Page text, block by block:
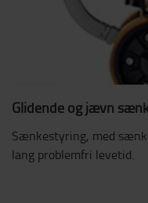
Glidende og jævn
Sænkestyring, med
lang problemfri levetid.